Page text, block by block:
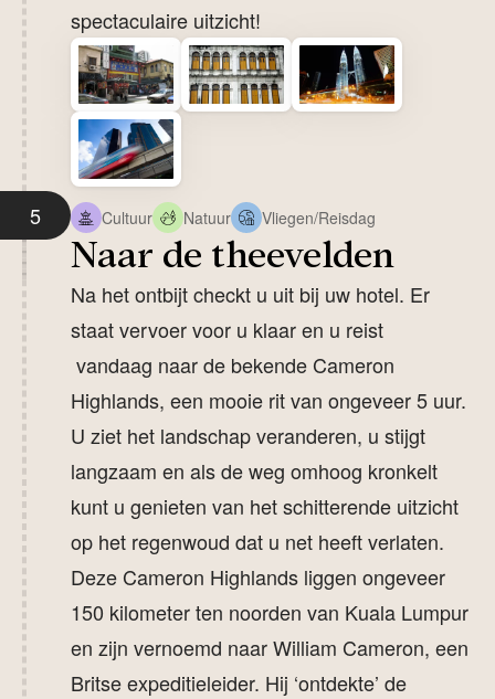
spectaculaire uitzicht!
5 Cultuur Natuur Vliegen/Reisdag
Naar de theevelden
Na het ontbijt checkt u uit bij uw hotel. Er
staat vervoer voor u klaar en u reist
vandaag naar de bekende Cameron
Highlands, een mooie rit van ongeveer 5 uur.
U ziet het landschap veranderen, u stijgt
langzaam en als de weg omhoog kronkelt
kunt u genieten van het schitterende uitzicht
op het regenwoud dat u net heeft verlaten.
Deze Cameron Highlands liggen ongeveer
150 kilometer ten noorden van Kuala Lumpur
en zijn vernoemd naar William Cameron, een
Britse expeditieleider. Hij ‘ontdekte’ de